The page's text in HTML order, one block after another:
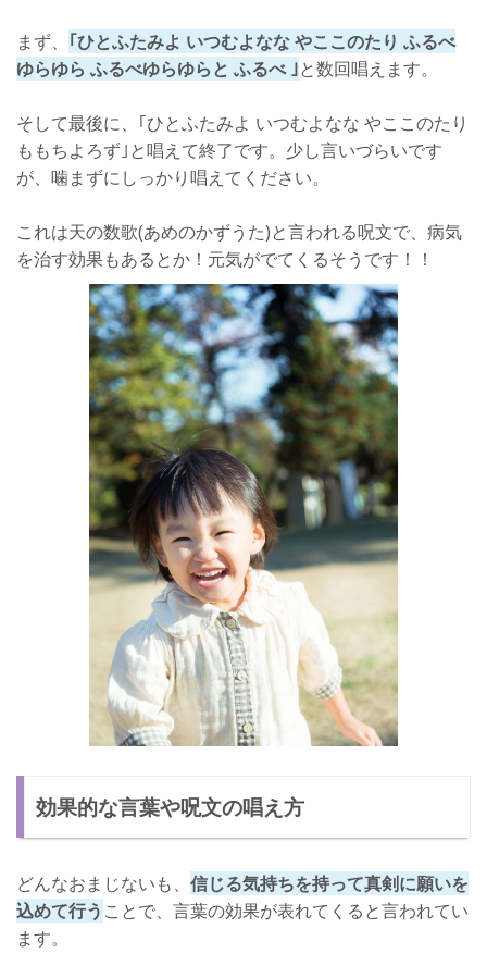
まず、 ｢ひとふたみよ いつむよなな やここのたり ふるべ
ゆらゆら ふるべゆらゆらと ふるべ ｣と数回唱えます。
そして最後に、｢ひとふたみよ いつむよなな やここのたり
ももちよろず｣と唱えて終了です。少し言いづらいです
が、噛まずにしっかり唱えてください。
これは天の数歌(あめのかずうた)と言われる呪文で、病気
を治す効果もあるとか！元気がでてくるそうです！！
効果的な言葉や呪文の唱え方
どんなおまじないも、 信じる気持ちを持って真剣に願いを
込めて行う ことで、言葉の効果が表れてくると言われてい
ます。